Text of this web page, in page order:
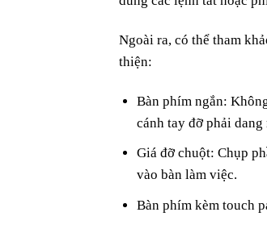
Ngoài ra, có thể tham
thiện:
Bàn phím ngắn:
cánh tay đỡ phải dang
Giá đỡ chuột: Chụp
vào bàn làm việc.
Bàn phím kèm touch